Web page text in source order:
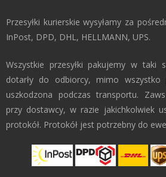
Przesyłki kurierskie wysyłamy za
InPost, DPD, DHL, HELLMANN, UPS.
Wszystkie przesyłki pakujemy w taki
dotarły do odbiorcy, mimo wszystko
uszkodzona podczas transportu.
przy dostawcy, w razie jakichkolwiek
protokół. Protokół jest potrzebny do